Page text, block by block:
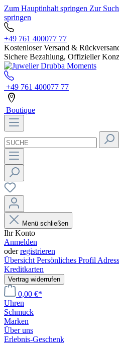
Zum Hauptinhalt springen Zur
springen
+49 761 400077 77
Kostenloser Versand &
Sichere Bezahlung, Offizieller
+49 761 400077 77
Boutique
Menü schließen
Ihr Konto
Anmelden
oderregistrieren
Übersicht Persönliches Profil
Kreditkarten
Vertrag widerrufen
0,00 €*
Uhren
Schmuck
Marken
Über uns
Erlebnis-Geschenk